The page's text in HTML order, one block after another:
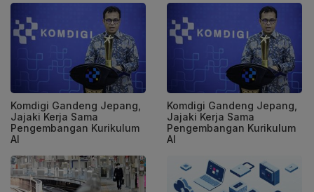
Komdigi Gandeng Jepang,
Jajaki Kerja Sama
Pengembangan Kurikulum
AI
Komdigi Gandeng Jepang,
Jajaki Kerja Sama
Pengembangan Kurikulum
AI